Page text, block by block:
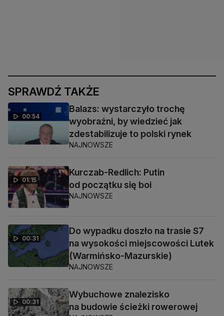
SPRAWDŹ TAKŻE
00:54
Balazs: wystarczyło trochę
wyobraźni, by wiedzieć jak
zdestabilizuje to polski rynek
NAJNOWSZE
01:15
Kurczab-Redlich: Putin
od początku się boi
NAJNOWSZE
00:31
Do wypadku doszło na trasie S7
na wysokości miejscowości Lutek
(Warmińsko-Mazurskie)
NAJNOWSZE
00:31
Wybuchowe znalezisko
na budowie ścieżki rowerowej